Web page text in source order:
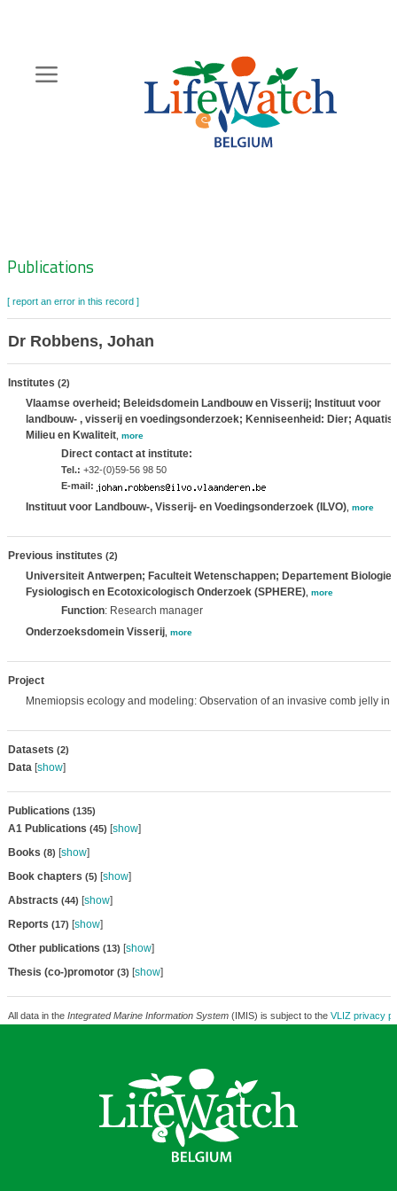
content
Zoeknavigatie
Publications
[ report an error in this record ]
Dr Robbens, Johan
Institutes (2)
Vlaamse overheid; Beleidsdomein Landbouw en Visserij; Instituut voor
landbouw- , visserij en voedingsonderzoek; Kenniseenheid: Dier;
Milieu en Kwaliteit, more
Direct contact at institute:
Tel.: +32-(0)59-56 98 50
E-mail:
Instituut voor Landbouw-, Visserij- en Voedingsonderzoek (ILVO), more
Previous institutes (2)
Universiteit Antwerpen; Faculteit Wetenschappen; Departement
Fysiologisch en Ecotoxicologisch Onderzoek (SPHERE), more
Function: Research manager
Onderzoeksdomein Visserij, more
Project
Mnemiopsis ecology and modeling: Observation of an invasive comb jelly in
Datasets (2)
Data[show]
Publications (135)
A1 Publications (45) [show]
Books (8) [show]
Book chapters (5) [show]
Abstracts (44) [show]
Reports (17) [show]
Other publications (13) [show]
Thesis (co-)promotor (3) [show]
All data in the Integrated Marine Information System(IMIS) is subject to the VLIZ privacy